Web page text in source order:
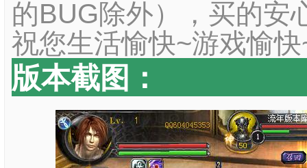
的BUG除外），买的安
祝您生活愉快~游戏愉
版本截图：